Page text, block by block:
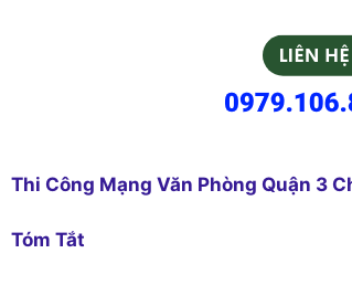
Thi Công Mạng Văn Phòng Quận 3
Tóm Tắt